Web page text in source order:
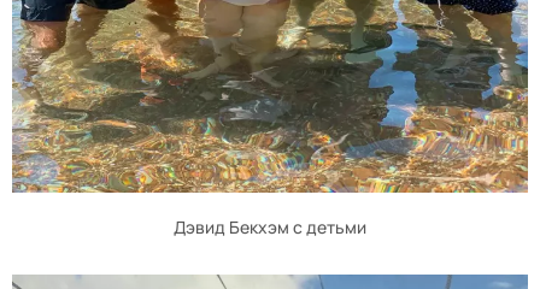
Дэвид Бекхэм с детьми